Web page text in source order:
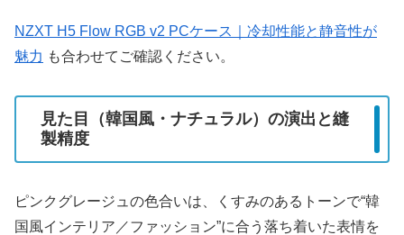
NZXT H5 Flow RGB v2 PCケース｜冷却性能と静音性が
魅力 も合わせてご確認ください。
見た目（韓国風・ナチュラル）の演出と縫
製精度
ピンクグレージュの色合いは、くすみのあるトーンで“韓
国風インテリア／ファッション”に合う落ち着いた表情を